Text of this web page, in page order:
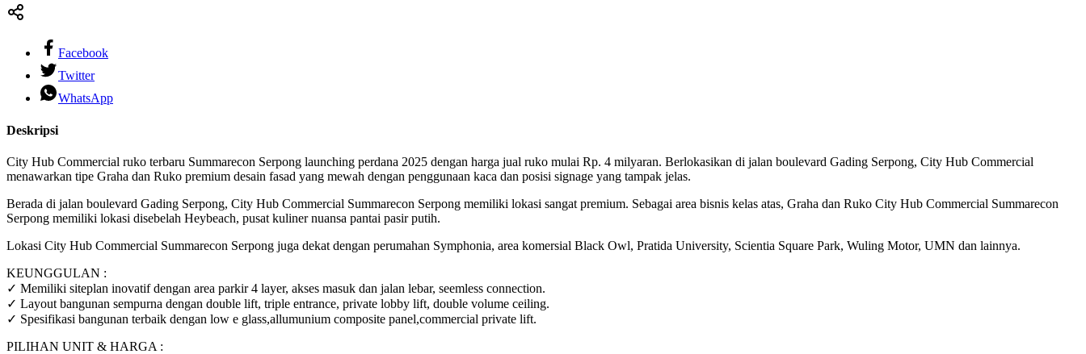
Facebook
Twitter
WhatsApp
Deskripsi
City Hub Commercial ruko terbaru Summarecon Serpong launching perdana 2025 dengan harga jual ruko mulai Rp. 4 milyaran. Berlokasikan di jalan boulevard Gading Serpong, City Hub Commercial
menawarkan tipe Graha dan Ruko premium desain fasad yang mewah dengan penggunaan kaca dan posisi signage yang tampak jelas.
Berada di jalan boulevard Gading Serpong, City Hub Commercial Summarecon Serpong memiliki lokasi sangat premium. Sebagai area bisnis kelas atas, Graha dan Ruko City Hub Commercial Summarecon
Serpong memiliki lokasi disebelah Heybeach, pusat kuliner nuansa pantai pasir putih.
Lokasi City Hub Commercial Summarecon Serpong juga dekat dengan perumahan Symphonia, area komersial Black Owl, Pratida University, Scientia Square Park, Wuling Motor, UMN dan lainnya.
KEUNGGULAN :
✓ Memiliki siteplan inovatif dengan area parkir 4 layer, akses masuk dan jalan lebar, seemless connection.
✓ Layout bangunan sempurna dengan double lift, triple entrance, private lobby lift, double volume ceiling.
✓ Spesifikasi bangunan terbaik dengan low e glass,allumunium composite panel,commercial private lift.
PILIHAN UNIT & HARGA :